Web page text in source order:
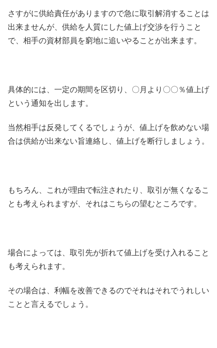
さすがに供給責任がありますので急に取引解消することは
出来ませんが、供給を人質にした値上げ交渉を行うこと
で、相手の資材部員を窮地に追いやることが出来ます。
具体的には、一定の期間を区切り、〇月より〇〇％値上げ
という通知を出します。
当然相手は反発してくるでしょうが、値上げを飲めない場
合は供給が出来ない旨連絡し、値上げを断行しましょう。
もちろん、これが理由で転注されたり、取引が無くなるこ
とも考えられますが、それはこちらの望むところです。
場合によっては、取引先が折れて値上げを受け入れること
も考えられます。
その場合は、利幅を改善できるのでそれはそれでうれしい
ことと言えるでしょう。